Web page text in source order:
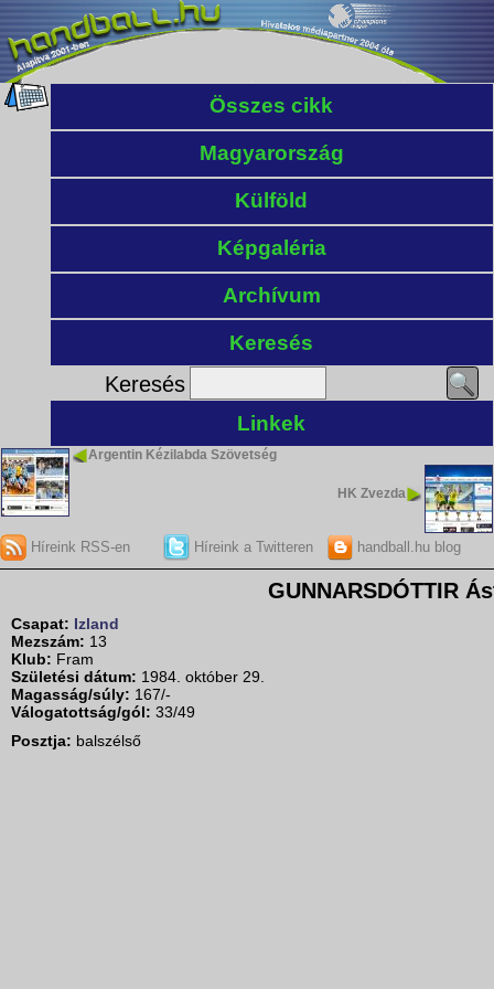
Összes cikk
Magyarország
Külföld
Képgaléria
Archívum
Keresés
Keresés
Linkek
Argentin Kézilabda Szövetség
HK Zvezda
Híreink RSS-en Híreink a Twitteren handball.hu blog
GUNNARSDÓTTIR
Csapat: Izland
Mezszám: 13
Klub: Fram
Születési dátum: 1984. október 29.
Magasság/súly: 167/-
Válogatottság/gól: 33/49
Posztja: balszélső